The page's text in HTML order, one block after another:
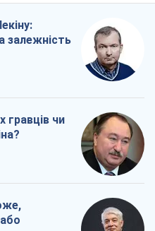
залежність
гравців чи